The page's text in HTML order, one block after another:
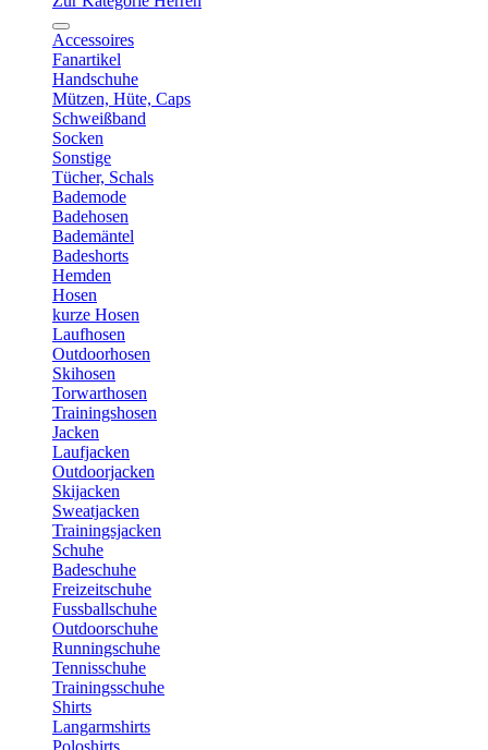
Accessoires
Fanartikel
Handschuhe
Mützen, Hüte, Caps
Schweißband
Socken
Sonstige
Tücher, Schals
Bademode
Badehosen
Bademäntel
Badeshorts
Hemden
Hosen
kurze Hosen
Laufhosen
Outdoorhosen
Skihosen
Torwarthosen
Trainingshosen
Jacken
Laufjacken
Outdoorjacken
Skijacken
Sweatjacken
Trainingsjacken
Schuhe
Badeschuhe
Freizeitschuhe
Fussballschuhe
Outdoorschuhe
Runningschuhe
Tennisschuhe
Trainingsschuhe
Shirts
Langarmshirts
Poloshirts